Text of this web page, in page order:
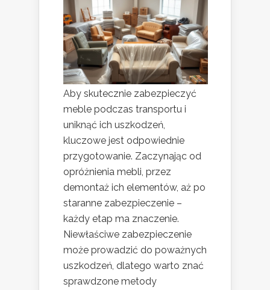
Aby skutecznie zabezpieczyć
meble podczas transportu i
uniknąć ich uszkodzeń,
kluczowe jest odpowiednie
przygotowanie. Zaczynając od
opróżnienia mebli, przez
demontaż ich elementów, aż po
staranne zabezpieczenie –
każdy etap ma znaczenie.
Niewłaściwe zabezpieczenie
może prowadzić do poważnych
uszkodzeń, dlatego warto znać
sprawdzone metody